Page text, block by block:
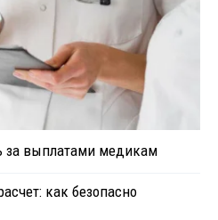
за выплатами медикам
как безопасно